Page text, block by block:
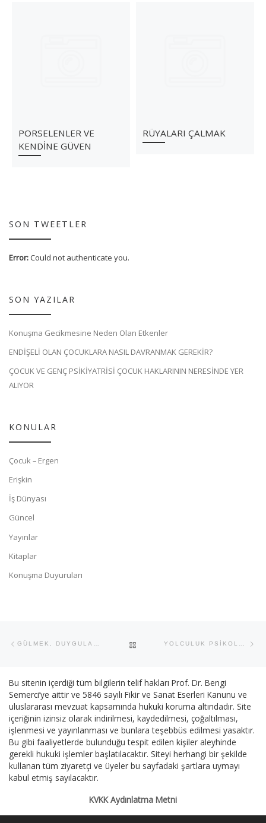
PORSELENLER VE
KENDİNE GÜVEN
RÜYALARI ÇALMAK
SON TWEETLER
Error:Could not authenticate you.
SON YAZILAR
Konuşma Gecikmesine Neden Olan Etkenler
ENDİŞELİ OLAN ÇOCUKLARA NASIL DAVRANMAK GEREKİR?
ÇOCUK VE GENÇ PSİKİYATRİSİ ÇOCUK HAKLARININ NERESİNDE YER
ALIYOR
KONULAR
Çocuk – Ergen
Erişkin
İş Dünyası
Güncel
Yayınlar
Kitaplar
Konuşma Duyuruları
Yazı dolaşımı
Previous post GÜLMEK, DUYGULARIN YANSIMASI VE A.R.O.G BACK TO POST LIST YOLCULUK PSİKOLOJİSİ VE TÜRK HAVA YOLLARI
Bu sitenin içerdiği tüm bilgilerin telif hakları Prof. Dr. Bengi
Semerci’ye aittir ve 5846 sayılı Fikir ve Sanat Eserleri Kanunu ve
uluslararası mevzuat kapsamında hukuki koruma altındadır. Site
içeriğinin izinsiz olarak indirilmesi, kaydedilmesi, çoğaltılması,
işlenmesi ve yayınlanması ve bunlara teşebbüs edilmesi yasaktır.
Bu gibi faaliyetlerde bulunduğu tespit edilen kişiler aleyhinde
gerekli hukuki işlemler başlatılacaktır. Siteyi herhangi bir şekilde
kullanan tüm ziyaretçi ve üyeler bu sayfadaki şartlara uymayı
kabul etmiş sayılacaktır.
KVKK Aydınlatma Metni